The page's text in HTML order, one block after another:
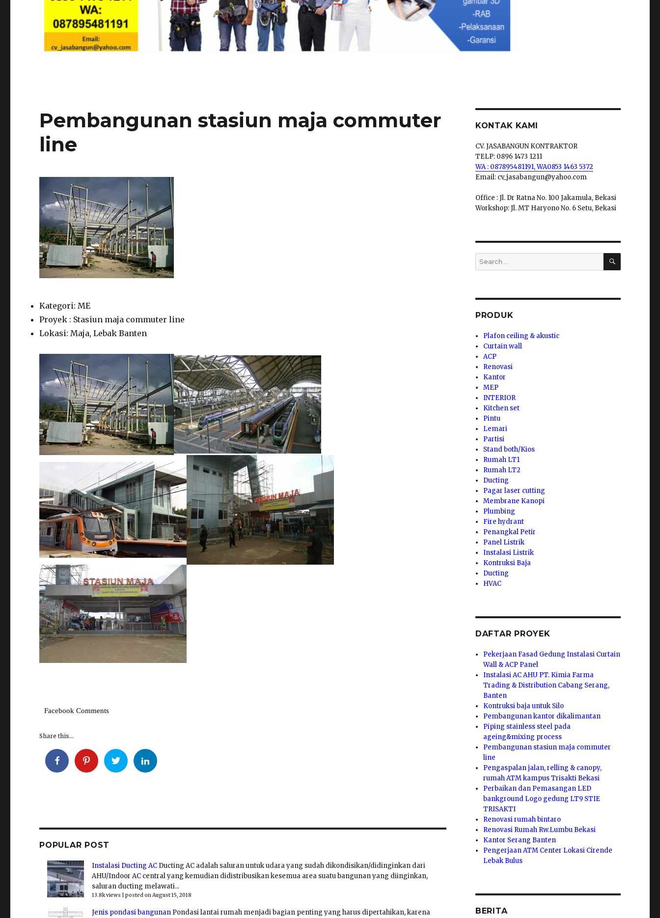
Pembangunan stasiun maja commuter
line
Kategori: ME
Proyek : Stasiun maja commuter line
Lokasi: Maja, Lebak Banten
Facebook Comments
Share this...
POPULAR POST
Instalasi Ducting AC Ducting AC adalah saluran untuk udara yang sudah dikondisikan/didinginkan dari
AHU/Indoor AC central yang kemudian didistribusikan kesemua area suatu bangunan yang diinginkan,
saluran ducting melawati...
13.8k views |posted on August 15, 2018
Jenis pondasi bangunan Pondasi lantai rumah menjadi bagian penting yang harus dipertahikan, karena
KONTAK KAMI
CV. JASABANGUN KONTRAKTOR
TELP: 0896 1473 1211
WA : 087895481191,WA0853 1463 5372
Email: cv_jasabangun@yahoo.com
Office : Jl. Dr Ratna No. 100 Jakamula, Bekasi
Workshop: Jl. MT Haryono No. 6 Setu, Bekasi
Search
for:
SEARCH
PRODUK
Plafon ceiling & akustic
Curtain wall
ACP
Renovasi
Kantor
MEP
INTERIOR
Kitchen set
Pintu
Lemari
Partisi
Stand both/Kios
Rumah LT1
Rumah LT2
Ducting
Pagar laser cutting
Membrane Kanopi
Plumbing
Fire hydrant
Penangkal Petir
Panel Listrik
Instalasi Listrik
Kontruksi Baja
Ducting
HVAC
DAFTAR PROYEK
Pekerjaan Fasad Gedung Instalasi Curtain
Wall & ACP Panel
Instalasi AC AHU PT. Kimia Farma
Trading & Distribution Cabang Serang,
Banten
Kontruksi baja untuk Silo
Pembangunan kantor dikalimantan
Piping stainless steel pada
ageing&mixing process
Pembangunan stasiun maja commuter
line
Pengaspalan jalan, relling & canopy,
rumah ATM kampus Trisakti Bekasi
Perbaikan dan Pemasangan LED
bankground Logo gedung LT9 STIE
TRISAKTI
Renovasi rumah bintaro
Renovasi Rumah Rw.Lumbu Bekasi
Kantor Serang Banten
Pengerjaan ATM Center Lokasi Cirende
Lebak Bulus
BERITA